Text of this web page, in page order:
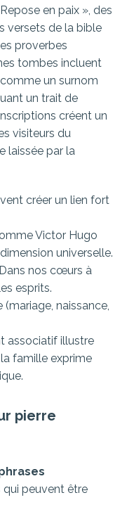
en paix », des
versets de la bible
proverbes
tombes incluent
un surnom
un trait de
créent un
visiteurs du
laissée par la
créer un lien fort
Victor Hugo
universelle.
nos cœurs à
esprits.
naissance,
associatif illustre
famille exprime
pierre
qui peuvent être